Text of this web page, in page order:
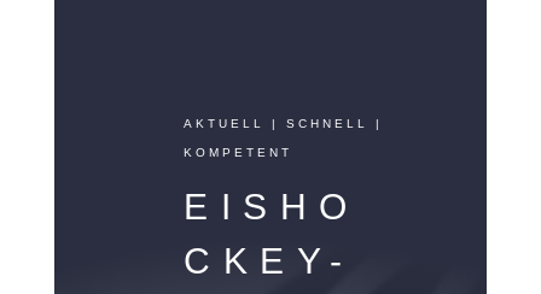
AKTUELL | SCHNELL |
KOMPETENT
EISHO
CKEY-